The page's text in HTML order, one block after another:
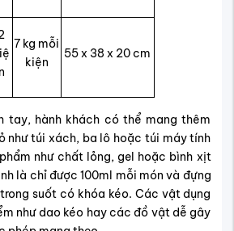
n
7 kg mỗi
kiện
55 x 38 x 20 cm
tay, hành khách có thể mang thêm
như túi xách, ba lô hoặc túi máy tính
như chất lỏng, gel hoặc bình xịt
là chỉ được 100ml mỗi món và đựng
suốt có khóa kéo. Các vật dụng
như dao kéo hay các đồ vật dễ gây